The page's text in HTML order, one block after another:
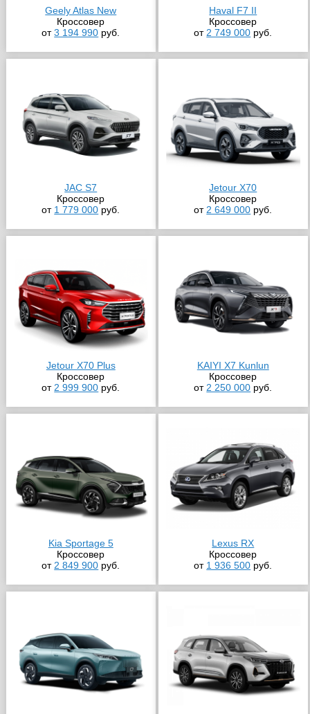
Geely Atlas New
Кроссовер
от3 194 990 руб.
Haval F7 II
Кроссовер
от 2 749 000 руб.
JAC S7
Кроссовер
от 1 779 000 руб.
Jetour X70
Кроссовер
от2 649 000 руб.
Jetour X70 Plus
Кроссовер
от 2 999 900 руб.
KAIYI X7 Kunlun
Кроссовер
от 2 250 000 руб.
Kia Sportage 5
Кроссовер
от 2 849 900 руб.
Lexus RX
Кроссовер
от 1 936 500 руб.